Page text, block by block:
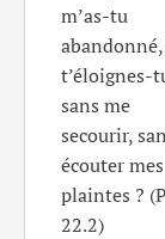
m’as-tu
t’éloignes-
sans me
secourir,
écouter mes
plaintes ?
22.2)